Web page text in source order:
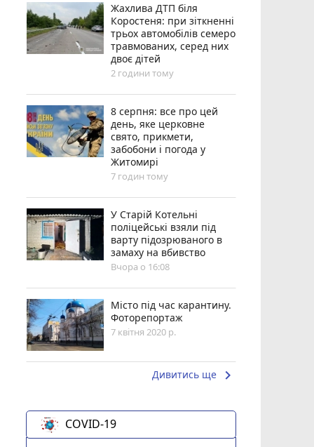
Жахлива ДТП біля
Коростеня: при зіткненні
трьох автомобілів семеро
травмованих, серед них
двоє дітей
2 години тому
8 серпня: все про цей
день, яке церковне
свято, прикмети,
забобони і погода у
Житомирі
7 годин тому
У Старій Котельні
поліцейські взяли під
варту підозрюваного в
замаху на вбивство
Вчора о 16:08
Місто під час карантину.
Фоторепортаж
7 квітня 2020 р.
Дивитись ще keyboard_arrow_right
COVID-19